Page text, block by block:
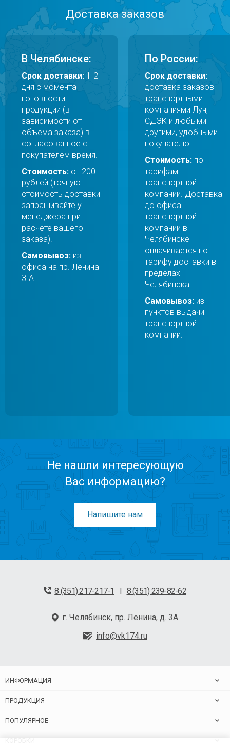
Доставка заказов
В Челябинске:
Срок доставки: 1-2
дня с момента
готовности
продукции (в
зависимости от
объема заказа) в
согласованное с
покупателем время.
Стоимость: от 200
рублей (точную
стоимость доставки
запрашивайте у
менеджера при
расчете вашего
заказа).
Самовывоз: из
офиса на пр. Ленина
3-А.
По России:
Срок доставки:
доставка заказов
транспортными
компаниями Луч,
СДЭК и любыми
другими, удобными
покупателю.
Стоимость: по
тарифам
транспортной
компании. Доставка
до офиса
транспортной
компании в
Челябинске
оплачивается по
тарифу доставки в
пределах
Челябинска.
Самовывоз: из
пунктов выдачи
транспортной
компании.
Не нашли интересующую
Вас информацию?
Напишите нам
8 (351) 217-217-1 | 8 (351) 239-82-62
г. Челябинск, пр. Ленина, д. 3А
info@vk174.ru
ИНФОРМАЦИЯ
ПРОДУКЦИЯ
ПОПУЛЯРНОЕ